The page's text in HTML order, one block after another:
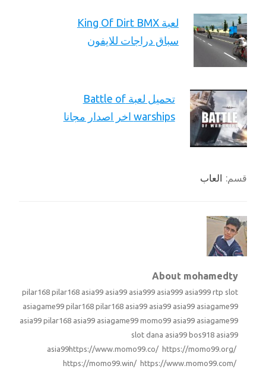
لعبة King Of Dirt BMX
سباق دراجات للايفون
تحميل لعبة Battle of
warships اخر اصدار مجانا
قسم: العاب
About mohamedty
pilar168 pilar168 asia99 asia99 asia999 asia999 asia999 rtp slot
asiagame99 pilar168 pilar168 asia99 asia99 asia99 asiagame99
asia99 pilar168 asia99 asiagame99 momo99 asia99 asiagame99
slot dana asia99 bos918 asia99
asia99https://www.momo99.co/ https://momo99.org/
https://momo99.win/ https://www.momo99.com/